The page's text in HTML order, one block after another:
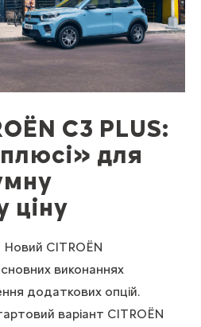
C3 PLUS:
для
ціну
Новий CITROЁN
виконаннях
додаткових опцій.
варіант CITROЁN